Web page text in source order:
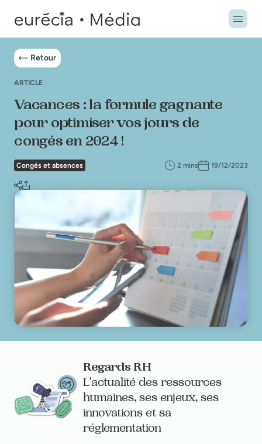
Retour
ARTICLE
Vacances : la formule gagnante
pour optimiser vos jours de
congés en 2024 !
Congés et absences 2 mins 19/12/2023
Regards RH
L'actualité des ressources
humaines, ses enjeux, ses
innovations et sa
réglementation